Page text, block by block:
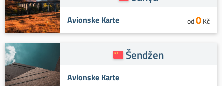
Avionske Karte od0Kč
Šendžen
Avionske Karte